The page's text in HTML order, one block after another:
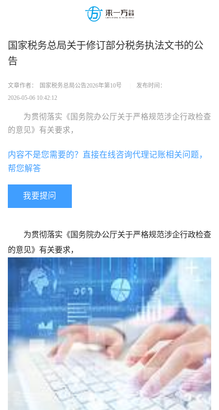
国家税务总局关于修订部分税务执法文书的公
告
文章作者： 国家税务总局公告2026年第10号
发布时间：
2026-05-06 10:42:12
为贯彻落实《国务院办公厅关于严格规范涉企行政检查
的意见》有关要求，
我要提问
内容不是您需要的？直接在线咨询代理记账相关问题，
帮您解答
为贯彻落实《国务院办公厅关于严格规范涉企行政检查
的意见》有关要求，